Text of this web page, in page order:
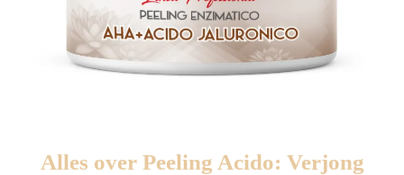
Alles over Peeling Acido: Verjong